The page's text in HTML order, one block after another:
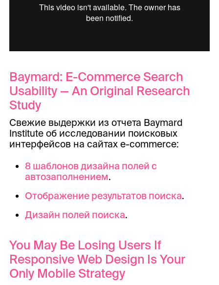
Baymard: E-Commerce Search
Usability — An Original Research
Study
Свежие выдержки из отчета Baymard
Institute об исследовании поисковых
интерфейсов на сайтах e-commerce:
8 шаблонов дизайна полей с
автозаполнением.
Отображение результатов поиска.
Дизайн полей поиска.
You May Be Losing Users If
Responsive Web Design Is Your
Only Mobile Strategy